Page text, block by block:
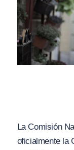
La Comisión
oficialmente la